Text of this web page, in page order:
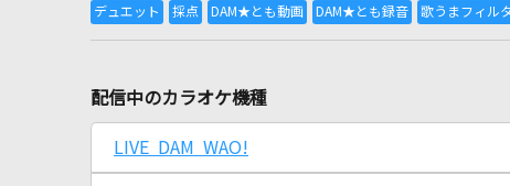
配信中のカラオケ機種
LIVE DAM WAO!